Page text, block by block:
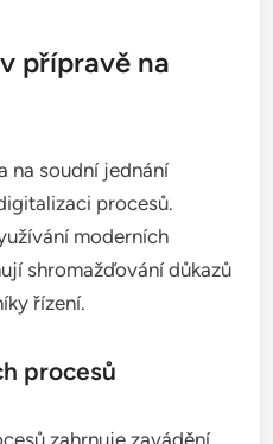
přípravě na
na soudní jednání
procesů.
moderních
shromažďování důkazů
řízení.
procesů
zahrnuje zavádění